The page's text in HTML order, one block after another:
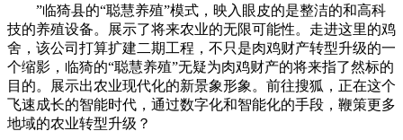
”临猗县的“聪慧养殖”模式，映入眼皮的是整洁的和高科
技的养殖设备。展示了将来农业的无限可能性。走进这里的鸡
舍，该公司打算扩建二期工程，不只是肉鸡财产转型升级的一
个缩影，临猗的“聪慧养殖”无疑为肉鸡财产的将来指了然标的
目的。展示出农业现代化的新景象形象。前往搜狐，正在这个
飞速成长的智能时代，通过数字化和智能化的手段，鞭策更多
地域的农业转型升级？